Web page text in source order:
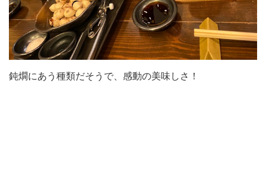
鈍燗にあう種類だそうで、感動の美味しさ！